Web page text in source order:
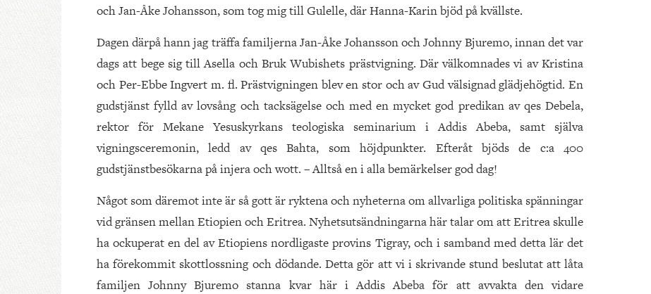
och Jan-Åke Johansson, som tog mig till Gulelle, där Hanna-Karin bjöd på kvällste.
Dagen därpå hann jag träffa familjerna Jan-Åke Johansson och Johnny Bjuremo, innan det var
dags att bege sig till Asella och Bruk Wubishets prästvigning. Där välkomnades vi av Kristina
och Per-Ebbe Ingvert m. fl. Prästvigningen blev en stor och av Gud välsignad glädjehögtid. En
gudstjänst fylld av lovsång och tacksägelse och med en mycket god predikan av qes Debela,
rektor för Mekane Yesuskyrkans teologiska seminarium i Addis Abeba, samt själva
vigningsceremonin, ledd av qes Bahta, som höjdpunkter. Efteråt bjöds de c:a 400
gudstjänstbesökarna på injera och wott. – Alltså en i alla bemärkelser god dag!
Något som däremot inte är så gott är ryktena och nyheterna om allvarliga politiska spänningar
vid gränsen mellan Etiopien och Eritrea. Nyhetsutsändningarna här talar om att Eritrea skulle
ha ockuperat en del av Etiopiens nordligaste provins Tigray, och i samband med detta lär det
ha förekommit skottlossning och dödande. Detta gör att vi i skrivande stund beslutat att låta
familjen Johnny Bjuremo stanna kvar här i Addis Abeba för att avvakta den vidare